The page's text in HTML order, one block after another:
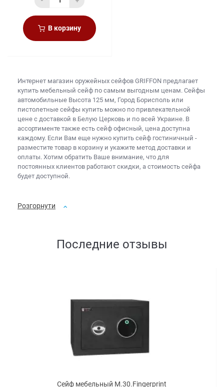
В корзину
Интернет магазин оружейных сейфов GRIFFON предлагает
купить мебельный сейф по самым выгодным ценам. Сейфы
автомобильные Высота 125 мм, Город Борисполь или
пистолетные сейфы купить можно по привлекательной
цене с доставкой в Белую Церковь и по всей Украине. В
ассортименте также есть сейф офисный, цена доступна
каждому. Если Вам еще нужно купить сейф гостиничный -
разместите товар в корзину и укажите метод доставки и
оплаты. Хотим обратить Ваше внимание, что для
постоянных клиентов работают скидки, а стоимость сейфа
будет доступной.
Розгорнути
Последние отзывы
Сейф мебельный M.30.Fingerprint